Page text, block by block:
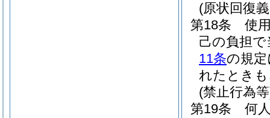
(原状回復
第18条
使
己の負担
11条の規
れたとき
(禁止行為
第19条
何